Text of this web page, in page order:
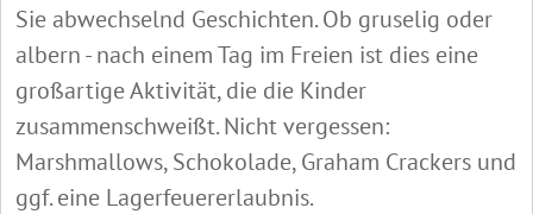
Sie abwechselnd Geschichten. Ob gruselig oder
albern - nach einem Tag im Freien ist dies eine
großartige Aktivität, die die Kinder
zusammenschweißt. Nicht vergessen:
Marshmallows, Schokolade, Graham Crackers und
ggf. eine Lagerfeuererlaubnis.